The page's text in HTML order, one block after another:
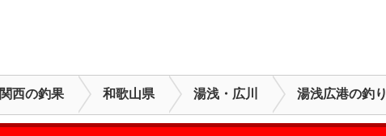
関西の釣果 和歌山県 湯浅・広川 湯浅広港の釣り